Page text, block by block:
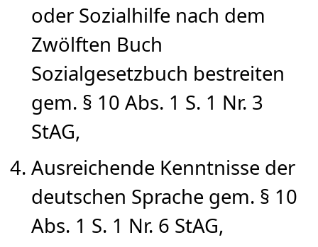
oder Sozialhilfe nach dem
Zwölften Buch
Sozialgesetzbuch bestreiten
gem. § 10 Abs. 1 S. 1 Nr. 3
StAG,
Ausreichende Kenntnisse der
deutschen Sprache gem. § 10
Abs. 1 S. 1 Nr. 6 StAG,